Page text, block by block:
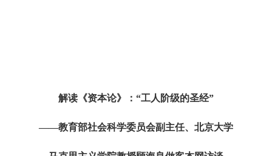
解读《资本论》：“工人阶级的圣经”
——教育部社会科学委员会副主任、北京大学